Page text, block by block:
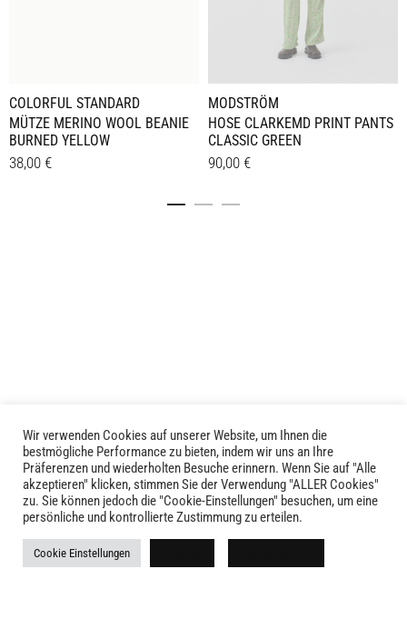
COLORFUL STANDARD
MÜTZE MERINO WOOL BEANIE
BURNED YELLOW
38,00 €
MODSTRÖM
HOSE CLARKEMD PRINT PANTS
CLASSIC GREEN
90,00 €
Produktseite
gewählt
werden
LIVID © 2024
Kontakt
Versandkosten
Wir verwenden Cookies auf unserer Website, um Ihnen die
bestmögliche Performance zu bieten, indem wir uns an Ihre
Präferenzen und wiederholten Besuche erinnern. Wenn Sie auf "Alle
akzeptieren" klicken, stimmen Sie der Verwendung "ALLER Cookies"
zu. Sie können jedoch die "Cookie-Einstellungen" besuchen, um eine
persönliche und kontrollierte Zustimmung zu erteilen.
Cookie Einstellungen